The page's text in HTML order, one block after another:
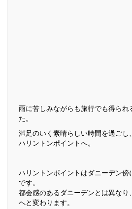
雨に苦しみながらも旅行でも得られ
た。
満足のいく素晴らしい時間を過ごし
ハリントンポイントへ。
ハリントンポイントはダニーデン
です。
都会感のあるダニーデンとは異な
へと変わります。